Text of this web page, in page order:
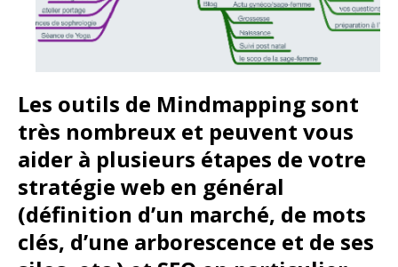
Les outils de Mindmapping sont
très nombreux et peuvent vous
aider à plusieurs étapes de votre
stratégie web en général
(définition d’un marché, de mots
clés, d’une arborescence et de ses